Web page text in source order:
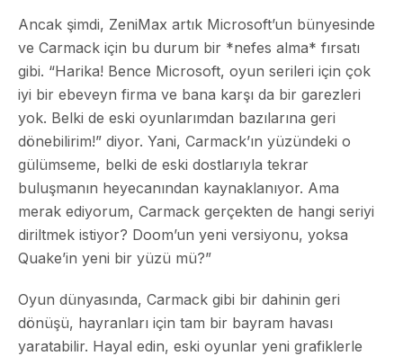
Ancak şimdi, ZeniMax artık Microsoft’un bünyesinde
ve Carmack için bu durum bir *nefes alma* fırsatı
gibi. “Harika! Bence Microsoft, oyun serileri için çok
iyi bir ebeveyn firma ve bana karşı da bir garezleri
yok. Belki de eski oyunlarımdan bazılarına geri
dönebilirim!” diyor. Yani, Carmack’ın yüzündeki o
gülümseme, belki de eski dostlarıyla tekrar
buluşmanın heyecanından kaynaklanıyor. Ama
merak ediyorum, Carmack gerçekten de hangi seriyi
diriltmek istiyor? Doom’un yeni versiyonu, yoksa
Quake’in yeni bir yüzü mü?”
Oyun dünyasında, Carmack gibi bir dahinin geri
dönüşü, hayranları için tam bir bayram havası
yaratabilir. Hayal edin, eski oyunlar yeni grafiklerle